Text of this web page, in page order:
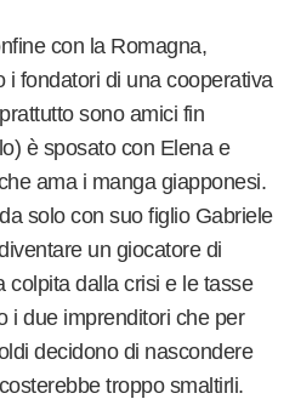
con la Romagna,
fondatori di una cooperativa
sono amici fin
è sposato con Elena e
ama i manga giapponesi.
solo con suo figlio Gabriele
un giocatore di
colpita dalla crisi e le tasse
i due imprenditori che per
decidono di nascondere
troppo smaltirli.